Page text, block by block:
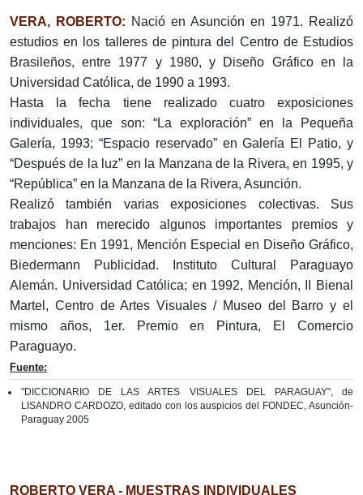
VERA, ROBERTO: Nació en Asunción en 1971. Realizó
estudios en los talleres de pintura del Centro de Estudios
Brasileños, entre 1977 y 1980, y Diseño Gráfico en la
Universidad Católica, de 1990 a 1993.
Hasta la fecha tiene realizado cuatro exposiciones
individuales, que son: “La exploración” en la Pequeña
Galería, 1993; “Espacio reservado” en Galería El Patio, y
“Después de la luz” en la Manzana de la Rivera, en 1995, y
“República” en la Manzana de la Rivera, Asunción.
Realizó también varias exposiciones colectivas. Sus
trabajos han merecido algunos importantes premios y
menciones: En 1991, Mención Especial en Diseño Gráfico,
Biedermann Publicidad. Instituto Cultural Paraguayo
Alemán. Universidad Católica; en 1992, Mención, II Bienal
Martel, Centro de Artes Visuales / Museo del Barro y el
mismo años, 1er. Premio en Pintura, El Comercio
Paraguayo.­
Fuente:
"DICCIONARIO DE LAS ARTES VISUALES DEL PARAGUAY", de
LISANDRO CARDOZO, editado con los auspicios del FONDEC, Asunción-
Paraguay 2005
ROBERTO VERA - MUESTRAS INDIVIDUALES